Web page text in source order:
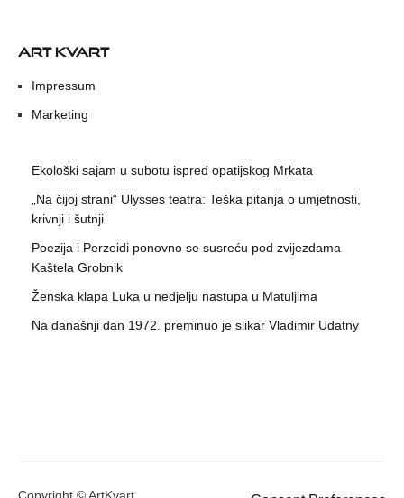
ART KVART
Impressum
Marketing
Ekološki sajam u subotu ispred opatijskog Mrkata
„Na čijoj strani“ Ulysses teatra: Teška pitanja o umjetnosti,
krivnji i šutnji
Poezija i Perzeidi ponovno se susreću pod zvijezdama
Kaštela Grobnik
Ženska klapa Luka u nedjelju nastupa u Matuljima
Na današnji dan 1972. preminuo je slikar Vladimir Udatny